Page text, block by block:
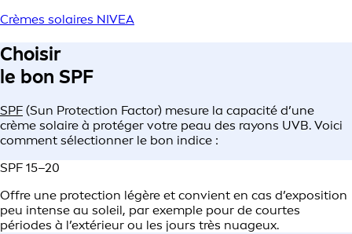
Crèmes solaires NIVEA
Choisir
le bon SPF
SPF (Sun Protection Factor) mesure la capacité d’une
crème solaire à protéger votre peau des rayons UVB. Voici
comment sélectionner le bon indice :
SPF 15–20
Offre une protection légère et convient en cas d’exposition
peu intense au soleil, par exemple pour de courtes
périodes à l’extérieur ou les jours très nuageux.